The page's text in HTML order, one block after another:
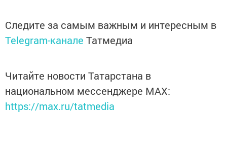
Следите за самым важным и интересным в
Telegram-канале Татмедиа
Читайте новости Татарстана в
национальном мессенджере MАХ:
https://max.ru/tatmedia